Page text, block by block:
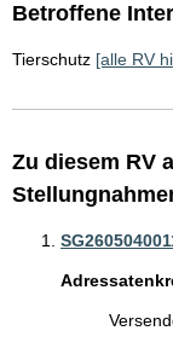
Betroffene
Tierschutz [alle RV
Zu diesem RV